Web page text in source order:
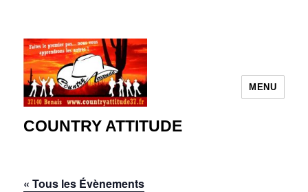
COUNTRY ATTITUDE
MENU
« Tous les Évènements